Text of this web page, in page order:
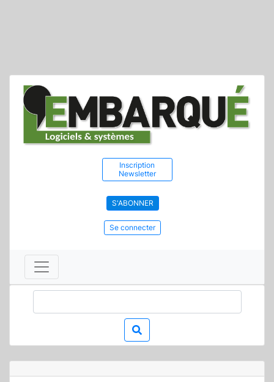
Inscription
Newsletter
S'ABONNER
Se connecter